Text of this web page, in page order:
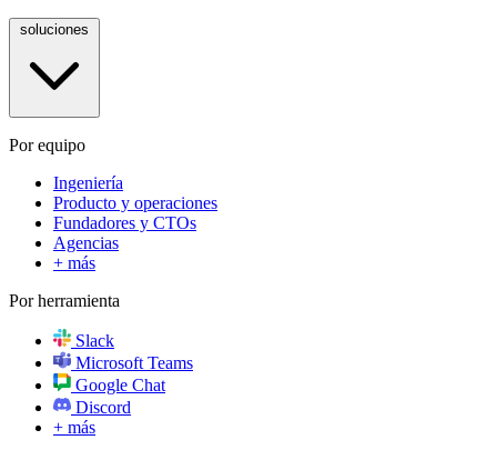
Por equipo
Ingeniería
Producto y operaciones
Fundadores y CTOs
Agencias
+ más
Por herramienta
Slack
Microsoft Teams
Google Chat
Discord
+ más